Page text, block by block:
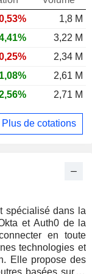
spécialisé dans la
et Auth0 de la
en toute
technologies et
Elle propose des
basées sur le
1,8 M
3,22 M
2,34 M
2,61 M
2,71 M
Plus de cotations